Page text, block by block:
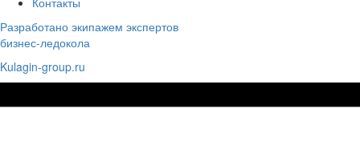
Разработано экипажем экспертов
бизнес-ледокола
Kulagin-group.ru